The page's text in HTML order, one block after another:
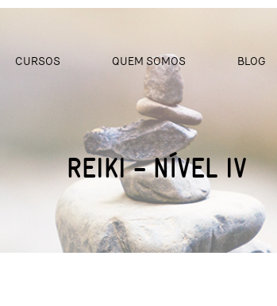
CURSOS QUEM SOMOS BLOG
REIKI – NÍVEL IV